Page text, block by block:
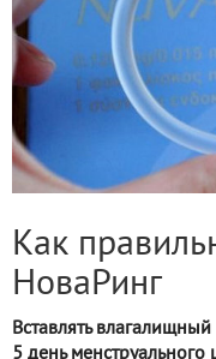
Как
НоваРинг
Вставлять влагалищный
5 день менструального